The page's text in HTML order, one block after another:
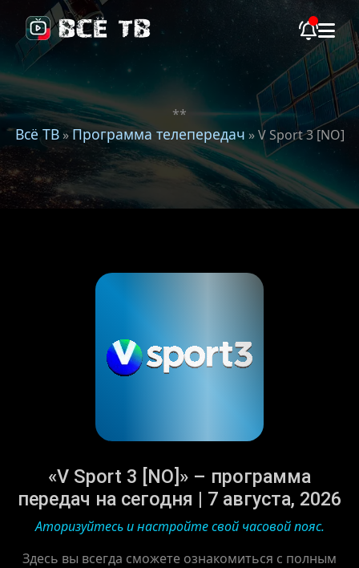
**
Всё ТВ»Программа телепередач » V Sport 3 [NO]
«V Sport 3 [NO]» – программа
передач на сегодня | 7 августа, 2026
Аторизуйтесь и настройте свой часовой пояс.
Здесь вы всегда сможете ознакомиться с полным